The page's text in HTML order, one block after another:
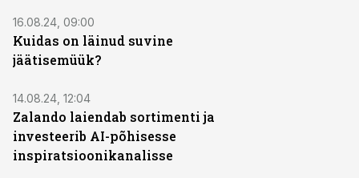
16.08.24, 09:00
Kuidas on läinud suvine
jäätisemüük?
14.08.24, 12:04
Zalando laiendab sortimenti ja
investeerib AI-põhisesse
inspiratsioonikanalisse